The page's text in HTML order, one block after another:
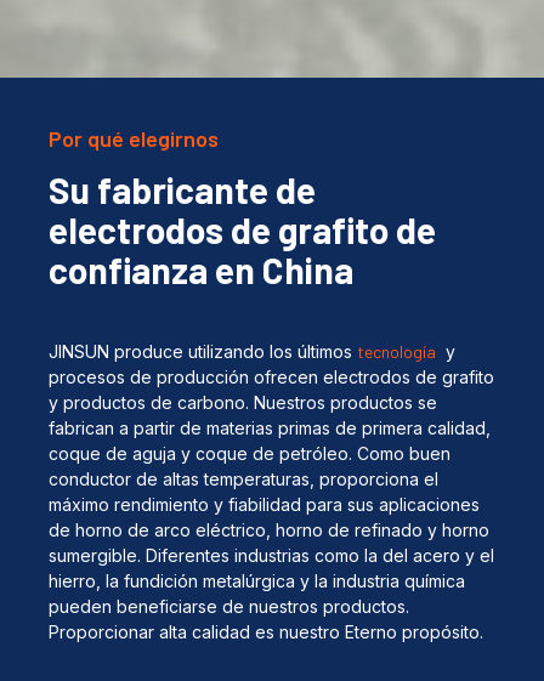
Por qué elegirnos
Su fabricante de
electrodos de grafito de
confianza en China
JINSUN produce utilizando los últimos tecnología y
procesos de producción ofrecen electrodos de grafito
y productos de carbono. Nuestros productos se
fabrican a partir de materias primas de primera calidad,
coque de aguja y coque de petróleo. Como buen
conductor de altas temperaturas, proporciona el
máximo rendimiento y fiabilidad para sus aplicaciones
de horno de arco eléctrico, horno de refinado y horno
sumergible. Diferentes industrias como la del acero y el
hierro, la fundición metalúrgica y la industria química
pueden beneficiarse de nuestros productos.
Proporcionar alta calidad es nuestro Eterno propósito.